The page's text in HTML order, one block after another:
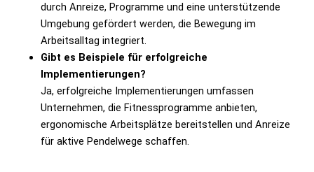
durch Anreize, Programme und eine unterstützende
Umgebung gefördert werden, die Bewegung im
Arbeitsalltag integriert.
Gibt es Beispiele für erfolgreiche
Implementierungen?
Ja, erfolgreiche Implementierungen umfassen
Unternehmen, die Fitnessprogramme anbieten,
ergonomische Arbeitsplätze bereitstellen und Anreize
für aktive Pendelwege schaffen.